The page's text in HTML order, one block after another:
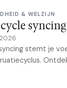
& WELZIJN
stemt je